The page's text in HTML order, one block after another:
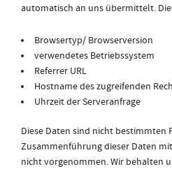
automatisch an uns übermittelt.
Browsertyp/ Browserversion
verwendetes Betriebssystem
Referrer URL
Hostname des zugreifenden
Uhrzeit der Serveranfrage
Diese Daten sind nicht bestimmten
Zusammenführung dieser Daten
nicht vorgenommen. Wir behalten